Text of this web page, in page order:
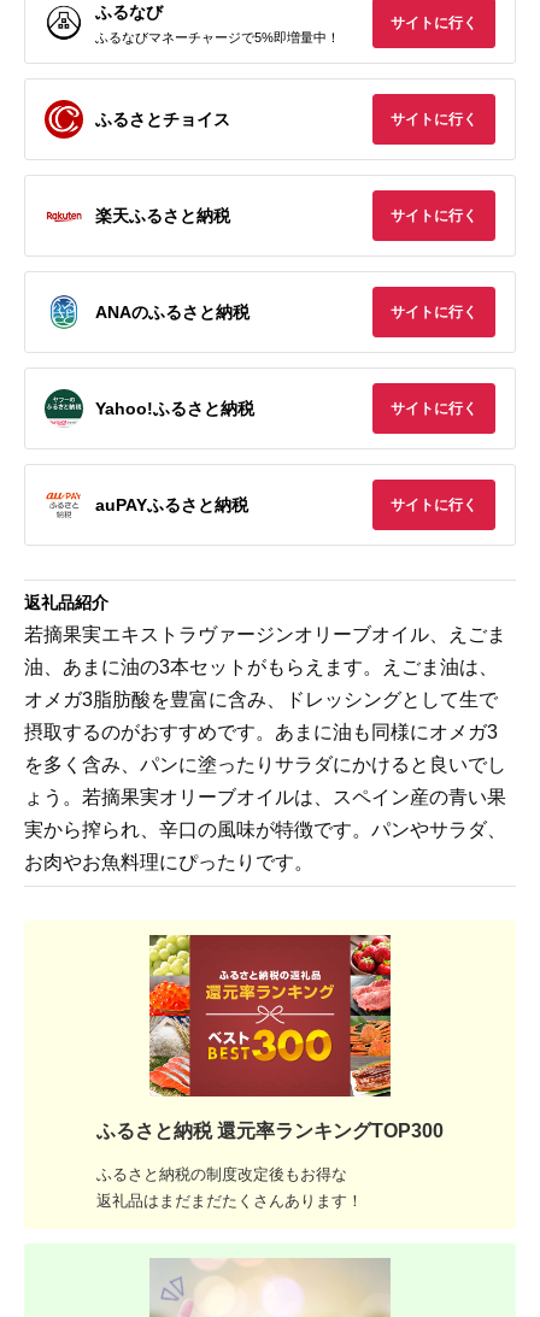
ふるなび
ふるなびマネーチャージで5%即増量中！
サイトに行く
ふるさとチョイス サイトに行く
楽天ふるさと納税 サイトに行く
ANAのふるさと納税 サイトに行く
Yahoo!ふるさと納税 サイトに行く
auPAYふるさと納税 サイトに行く
返礼品紹介
若摘果実エキストラヴァージンオリーブオイル、えごま
油、あまに油の3本セットがもらえます。えごま油は、
オメガ3脂肪酸を豊富に含み、ドレッシングとして生で
摂取するのがおすすめです。あまに油も同様にオメガ3
を多く含み、パンに塗ったりサラダにかけると良いでし
ょう。若摘果実オリーブオイルは、スペイン産の青い果
実から搾られ、辛口の風味が特徴です。パンやサラダ、
お肉やお魚料理にぴったりです。
ふるさと納税 還元率ランキングTOP300
ふるさと納税の制度改定後もお得な
返礼品はまだまだたくさんあります！